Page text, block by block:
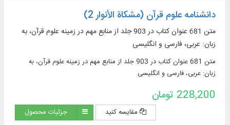
دانشنامه علوم قرآن (مشکاة الأنوار 2)
متن 681 عنوان کتاب در 903 جلد از منابع مهم در زمينه علوم قرآن، به
زبان: عربی، فارسی و انگلیسی
متن 681 عنوان کتاب در 903 جلد از منابع مهم در زمينه علوم قرآن، به
زبان: عربی، فارسی و انگلیسی
228,200 تومان
مقایسه کنید جزئیات محصول